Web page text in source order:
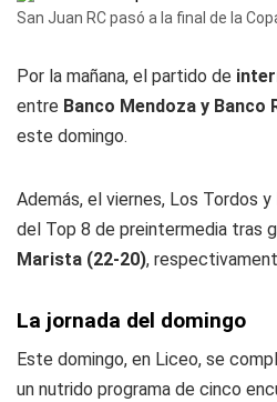
San Juan RC pasó a la final de la
Por la mañana, el partido de
entre Banco Mendoza y Banco
este domingo.
Además, el viernes, Los Tordos
del Top 8 de preintermedia tras
Marista (22-20),
La jornada del domingo
Este domingo, en Liceo, se
un nutrido programa de cinco